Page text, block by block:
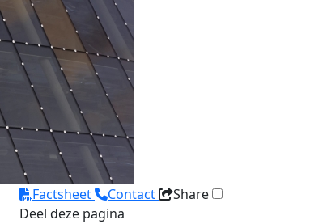
Factsheet Contact
Share
Deel deze pagina